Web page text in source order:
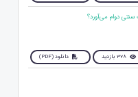
328 بازدید دانلود (PDF)